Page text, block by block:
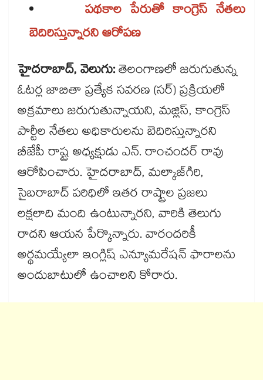
పథకాల పేరుతో కాంగ్రెస్ నేతలు
బెదిరిస్తున్నారని ఆరోపణ
హైదరాబాద్, వెలుగు:తెలంగాణలో జరుగుతున్న
ఓటర్ల జాబితా ప్రత్యేక సవరణ (సర్) ప్రక్రియలో
అక్రమాలు జరుగుతున్నాయని, మజ్లిస్, కాంగ్రెస్
పార్టీల నేతలు అధికారులను బెదిరిస్తున్నారని
బీజేపీ రాష్ట్ర అధ్యక్షుడు ఎన్. రాంచందర్ రావు
ఆరోపించారు. హైదరాబాద్, మల్కాజ్‌‌‌‌‌‌‌‌గిరి,
సైబరాబాద్ పరిధిలో ఇతర రాష్ట్రాల ప్రజలు
లక్షలాది మంది ఉంటున్నారని, వారికి తెలుగు
రాదని ఆయన పేర్కొన్నారు. వారందరికీ
అర్థమయ్యేలా ఇంగ్లిష్ ఎన్యూమరేషన్ ఫారాలను
అందుబాటులో ఉంచాలని కోరారు.